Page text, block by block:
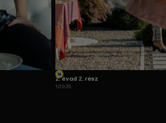
2. évad 2. rész
1:00:35